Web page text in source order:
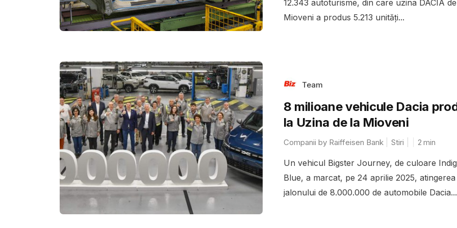
12.343 autoturisme, din care uzina DACIA
Mioveni a produs 5.213 unități...
Team
8 milioane vehicule Dacia
la Uzina de la Mioveni
Companii by Raiffeisen Bank Stiri 2 min
Un vehicul Bigster Journey, de culoare
Blue, a marcat, pe 24 aprilie 2025, atingerea
jalonului de 8.000.000 de automobile Dacia...